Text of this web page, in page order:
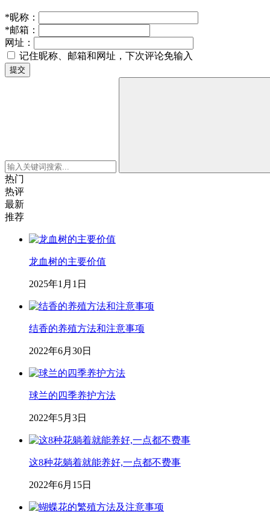
*昵称：
*邮箱：
网址：
记住昵称、邮箱和网址，下次评论免输入
提交
热门
热评
最新
推荐
龙血树的主要价值
2025年1月1日
结香的养殖方法和注意事项
2022年6月30日
球兰的四季养护方法
2022年5月3日
这8种花躺着就能养好,一点都不费事
2022年6月15日